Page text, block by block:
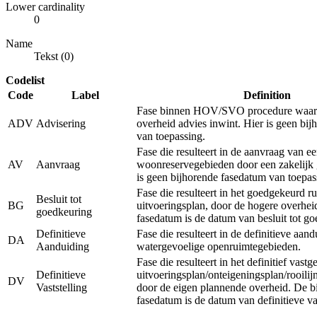
Lower cardinality
0
Name
Tekst (0)
Codelist
Code
Label Definition
ADV Advisering
Fase binnen HOV/SVO procedure
overheid advies inwint. Hier is geen
van toepassing.
AV Aanvraag
Fase die resulteert in de aanvraag van
woonreservegebieden door een
is geen bijhorende fasedatum van
BG
Besluit tot
goedkeuring
Fase die resulteert in het goedgekeurd
uitvoeringsplan, door de hogere
fasedatum is de datum van besluit tot
DA
Definitieve
Aanduiding
Fase die resulteert in de definitieve
watergevoelige openruimtegebieden.
DV
Definitieve
Vaststelling
Fase die resulteert in het definitief
uitvoeringsplan/onteigeningsplan/
door de eigen plannende overheid. De
fasedatum is de datum van definitieve